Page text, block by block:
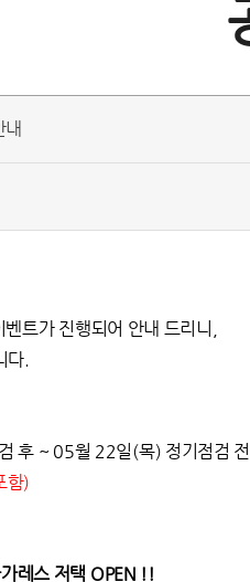
내
트가 진행되어 안내 드리니,
다.
후 ~ 05월 22일(목) 정기점검 전
함)
레스 저택 OPEN !!